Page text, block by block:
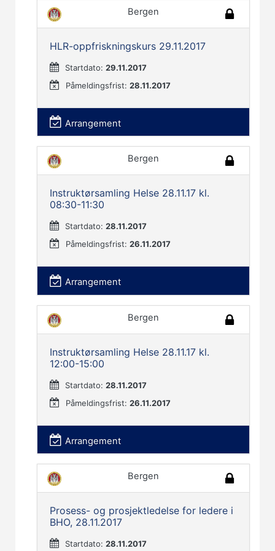
Bergen
HLR-oppfriskningskurs 29.11.2017
Startdato:29.11.2017
Påmeldingsfrist:28.11.2017
Arrangement
Bergen
Instruktørsamling Helse 28.11.17 kl.
08:30-11:30
Startdato:28.11.2017
Påmeldingsfrist:26.11.2017
Arrangement
Bergen
Instruktørsamling Helse 28.11.17 kl.
12:00-15:00
Startdato:28.11.2017
Påmeldingsfrist:26.11.2017
Arrangement
Bergen
Prosess- og prosjektledelse for ledere i
BHO, 28.11.2017
Startdato:28.11.2017